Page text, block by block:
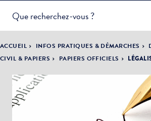
PRATIQUES &
DÉMARCHES
ACCUEIL INFOS PRATIQUES & DÉMARCHES
CIVIL & PAPIERS
PAPIERS OFFICIELS